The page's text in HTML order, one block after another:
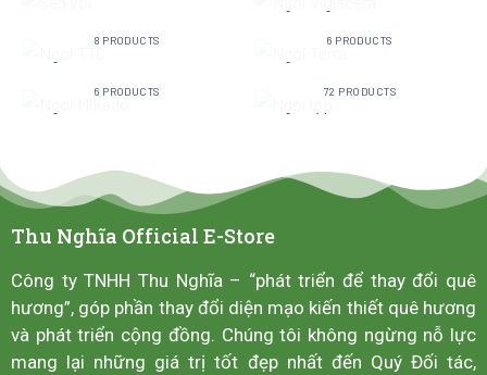
8 PRODUCTS 6 PRODUCTS
6 PRODUCTS 72 PRODUCTS
Thu Nghĩa Official E-Store
Công ty TNHH Thu Nghĩa – “phát triển để thay đổi quê
hương”, góp phần thay đổi diện mạo kiến thiết quê hương
và phát triển cộng đồng. Chúng tôi không ngừng nỗ lực
mang lại những giá trị tốt đẹp nhất đến Quý Đối tác,